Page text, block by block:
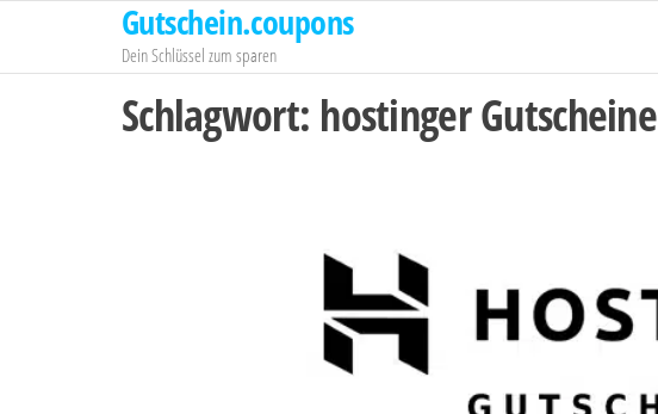
springen
Gutschein.coupons
Dein Schlüssel zum sparen
Schlagwort: hostinger Gutscheine